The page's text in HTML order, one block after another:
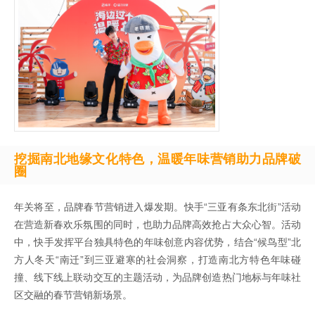
挖掘南北地缘文化特色，温暖年味营销助力品牌破
圈
年关将至，品牌春节营销进入爆发期。快手“三亚有条东北街”活动
在营造新春欢乐氛围的同时，也助力品牌高效抢占大众心智。活动
中，快手发挥平台独具特色的年味创意内容优势，结合“候鸟型”北
方人冬天“南迁”到三亚避寒的社会洞察，打造南北方特色年味碰
撞、线下线上联动交互的主题活动，为品牌创造热门地标与年味社
区交融的春节营销新场景。